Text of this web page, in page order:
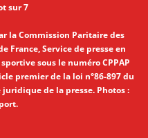
sur 7
la Commission Paritaire des
France, Service de presse en
sous le numéro CPPAP
premier de la loi n°86-897 du
de la presse. Photos :